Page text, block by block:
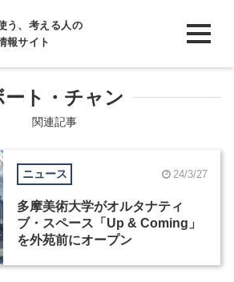
う、考える人の
報サイト
ート・チャン
関連記事
ニュース 24/3/27
多摩美術大学がオルタナティ
ブ・スペース「Up & Coming」
を外苑前にオープン